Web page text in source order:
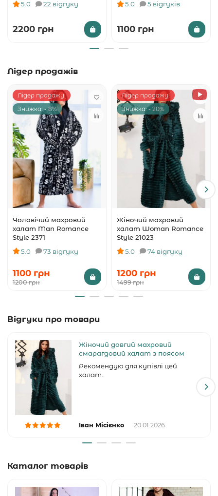
5.0 22 відгуку
2200 грн
5.0
5 відгуків
1100 грн
Лідер продажів
Лідер продажу!
Знижка: - 8%
Чоловічий махровий
халат Man Romance
Style 2371
5.0
73 відгуку
1100 грн
1200 грн
Лідер продажу!
Знижка: - 20%
Жіночий махровий
халат Woman Romance
Style 21023
5.0
74 відгуку
1200 грн
1499 грн
Відгуки про товари
Жіночий довгий махровий
смарагдовий халат з поясом
Рекомендую для купівлі цей
халат..
Іван Місієнко 20.01.2026
Каталог товарів